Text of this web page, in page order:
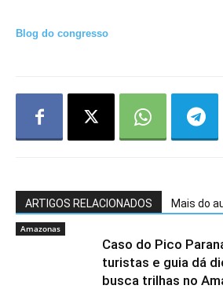
Blog do congresso
ARTIGOS RELACIONADOS Mais do
Amazonas
Caso do Pico
turistas e guia dá
busca trilhas no